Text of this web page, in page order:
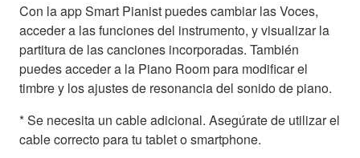
Con la app Smart Pianist puedes cambiar las Voces,
acceder a las funciones del instrumento, y visualizar la
partitura de las canciones incorporadas. También
puedes acceder a la Piano Room para modificar el
timbre y los ajustes de resonancia del sonido de piano.
* Se necesita un cable adicional. Asegúrate de utilizar el
cable correcto para tu tablet o smartphone.